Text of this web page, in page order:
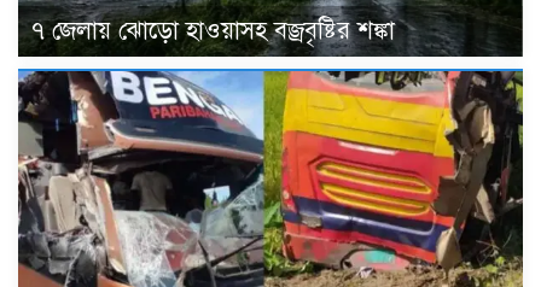
৭ জেলায় ঝোড়ো হাওয়াসহ বজ্রবৃষ্টির শঙ্কা